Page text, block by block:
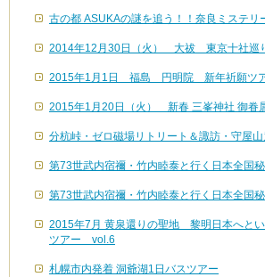
古の都 ASUKAの謎を追う！！奈良ミステリ
2014年12月30日（火） 大祓 東京十社巡
2015年1月1日 福島 円明院 新年祈願ツ
2015年1月20日（火） 新春 三峯神社 御眷
分杭峠・ゼロ磁場リトリート＆諏訪・守屋
第73世武内宿禰・竹内睦泰と行く日本全国
第73世武内宿禰・竹内睦泰と行く日本全国
2015年7月 黄泉還りの聖地 黎明日本へと
ツアー vol.6
札幌市内発着 洞爺湖1日バスツアー